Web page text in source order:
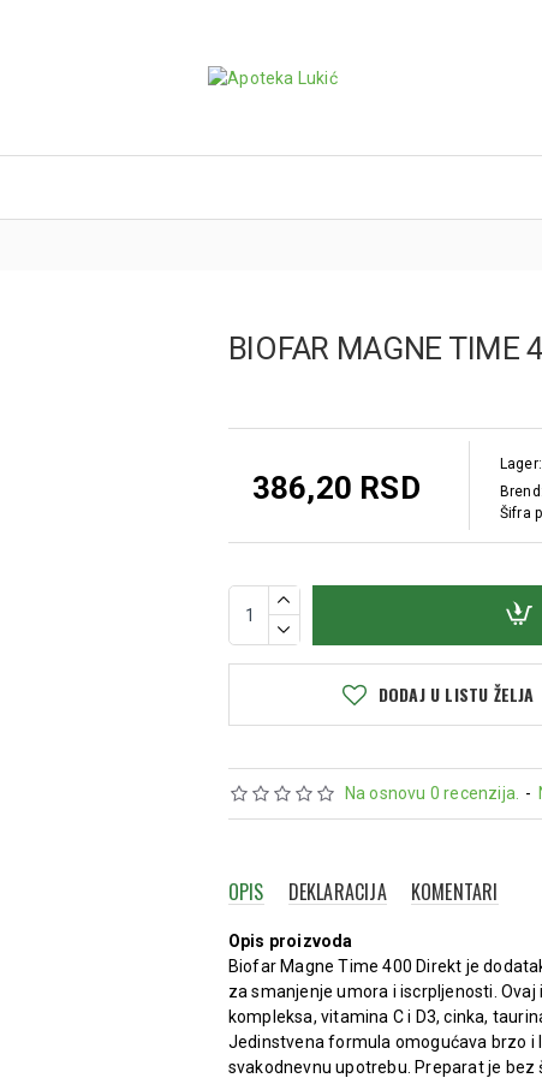
BIOFAR MAGNE TIME
Na osnovu 0 recenzija. -
386,20 RSD
Lager:
Brend:
Šifra
DODAJ U LISTU ŽELJA
OPIS DEKLARACIJA KOMENTARI
Opis proizvoda
Biofar Magne Time 400 Direkt je
za smanjenje umora i iscrpljenosti.
kompleksa, vitamina C i D3, cinka,
Jedinstvena formula omogućava brzo i
svakodnevnu upotrebu. Preparat je bez